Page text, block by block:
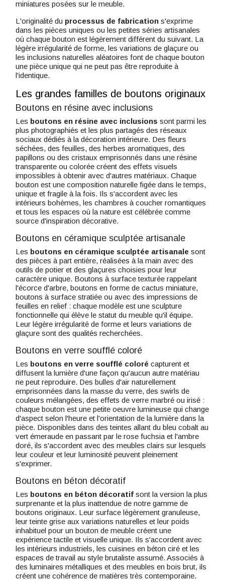
miniatures posées sur le meuble.
L'originalité du processus de fabrication s'exprime
dans les pièces uniques ou les petites séries artisanales
où chaque bouton est légèrement différent du suivant. La
légère irrégularité de forme, les variations de glaçure ou
les inclusions naturelles aléatoires font de chaque bouton
une pièce unique qui ne peut pas être reproduite à
l'identique.
Les grandes familles de boutons originaux
Boutons en résine avec inclusions
Les boutons en résine avec inclusions sont parmi les
plus photographiés et les plus partagés des réseaux
sociaux dédiés à la décoration intérieure. Des fleurs
séchées, des feuilles, des herbes aromatiques, des
papillons ou des cristaux emprisonnés dans une résine
transparente ou colorée créent des effets visuels
impossibles à obtenir avec d'autres matériaux. Chaque
bouton est une composition naturelle figée dans le temps,
unique et fragile à la fois. Ils s'accordent avec les
intérieurs bohèmes, les chambres à coucher romantiques
et tous les espaces où la nature est célébrée comme
source d'inspiration décorative.
Boutons en céramique sculptée artisanale
Les boutons en céramique sculptée artisanale sont
des pièces à part entière, réalisées à la main avec des
outils de potier et des glaçures choisies pour leur
caractère unique. Boutons à surface texturée rappelant
l'écorce d'arbre, boutons en forme de cactus miniature,
boutons à surface stratiée ou avec des impressions de
feuilles en relief : chaque modèle est une sculpture
fonctionnelle qui élève le statut du meuble qu'il équipe.
Leur légère irrégularité de forme et leurs variations de
glaçure sont des qualités recherchées.
Boutons en verre soufflé coloré
Les boutons en verre soufflé coloré capturent et
diffusent la lumière d'une façon qu'aucun autre matériau
ne peut reproduire. Des bulles d'air naturellement
emprisonnées dans la masse du verre, des swirls de
couleurs mélangées, des effets de verre marbré ou irisé :
chaque bouton est une petite oeuvre lumineuse qui change
d'aspect selon l'heure et l'orientation de la lumière dans la
pièce. Disponibles dans des teintes allant du bleu cobalt au
vert émeraude en passant par le rose fuchsia et l'ambre
doré, ils s'accordent avec des meubles clairs sur lesquels
leur couleur et leur luminosité peuvent pleinement
s'exprimer.
Boutons en béton décoratif
Les boutons en béton décoratif sont la version la plus
surprenante et la plus inattendue de notre gamme de
boutons originaux. Leur surface légèrement granuleuse,
leur teinte grise aux variations naturelles et leur poids
inhabituel pour un bouton de meuble créent une
expérience tactile et visuelle unique. Ils s'accordent avec
les intérieurs industriels, les cuisines en béton ciré et les
espaces de travail au style brutaliste assumé. Associés à
des luminaires métalliques et des meubles en bois brut, ils
créent une cohérence de matières très contemporaine.